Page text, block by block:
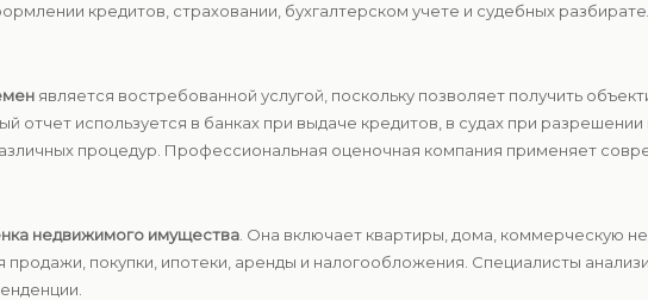
кредитов, страховании, бухгалтерском учете и судебных
является востребованной услугой, поскольку позволяет получить
отчет используется в банках при выдаче кредитов, в судах при
процедур. Профессиональная оценочная компания применяет
недвижимого имущества . Она включает квартиры, дома, коммерческую
покупки, ипотеки, аренды и налогообложения. Специалисты